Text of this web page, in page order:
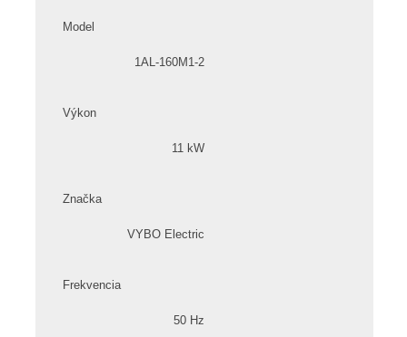
Model
1AL-160M1-2
Výkon
11 kW
Značka
VYBO Electric
Frekvencia
50 Hz